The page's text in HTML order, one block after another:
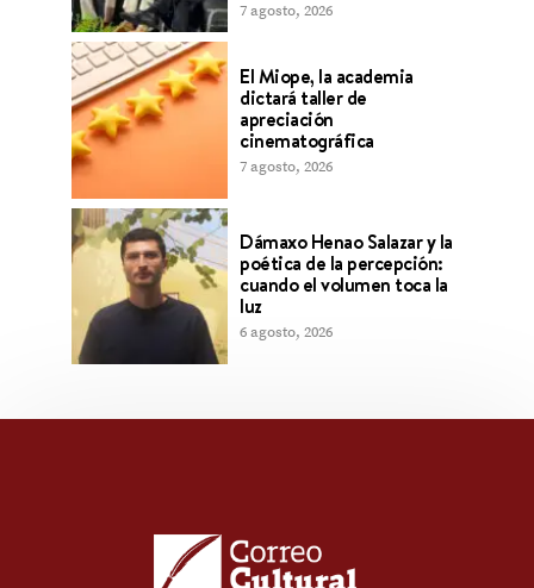
7 agosto, 2026
El Miope, la academia
dictará taller de
apreciación
cinematográfica
7 agosto, 2026
Dámaxo Henao Salazar y la
poética de la percepción:
cuando el volumen toca la
luz
6 agosto, 2026